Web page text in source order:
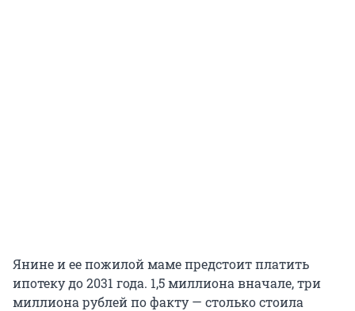
Янине и ее пожилой маме предстоит платить
ипотеку до 2031 года. 1,5 миллиона вначале, три
миллиона рублей по факту — столько стоила